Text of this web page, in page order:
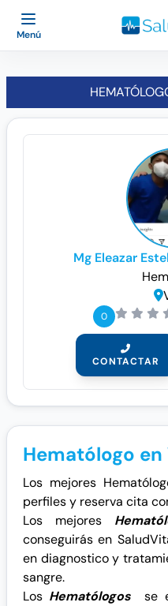
Menú
Mg Eleazar
0
CONTACTAR
Hematólogo en
Los mejores
perfiles y reserva cita
Los mejores
conseguirás en
en diagnostico y
sangre.
Los Hematólogos
se